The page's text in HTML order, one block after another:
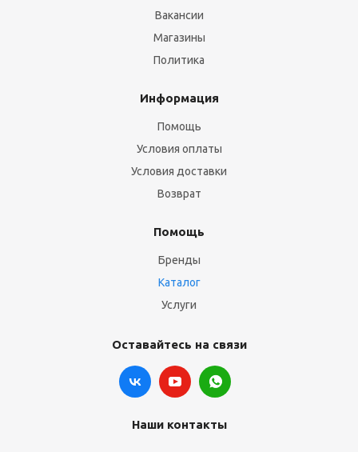
Вакансии
Магазины
Политика
Информация
Помощь
Условия оплаты
Условия доставки
Возврат
Помощь
Бренды
Каталог
Услуги
Оставайтесь на связи
Наши контакты